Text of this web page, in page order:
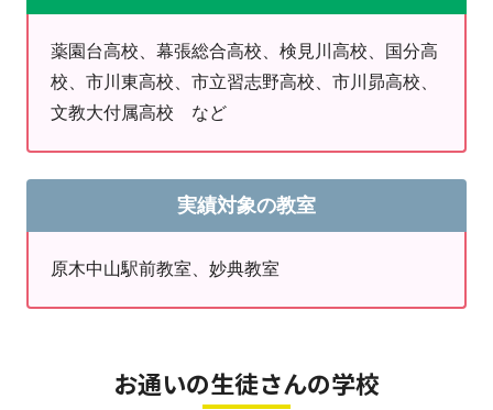
高校、市川東高校（複数名）、市川昴高校（複数名）、県立松戸高校、市川南高校（複数
名） など
✨高谷･第六･葛飾中、高校生の方必見✨
定期テスト対策・高校入試対策はお任せください！
こんなお子さまが明光義塾に向いています
☑定期テスト（内申点･評定UP）の対策と入試対策の両方をしてほしい
☑何から手をつけるべきか分からないので、 勉強の仕方
☑自分から先生に質問するのが苦手
⇒ そんなあなたは「明光義塾向き」です！一緒に悩み
薬園台高校、幕張総合高校、検見川高校、国分高
校、市川東高校、市立習志野高校、市川昴高校、
文教大付属高校 など
実績対象の教室
原木中山駅前教室、妙典教室
お通いの生徒さんの学校